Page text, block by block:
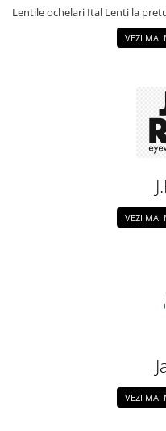
Lentile ochelari Ital Lenti la
VEZI MAI
VEZI MAI
VEZI MAI